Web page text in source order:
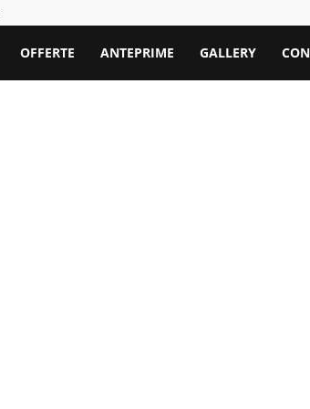
OFFERTE ANTEPRIME GALLERY